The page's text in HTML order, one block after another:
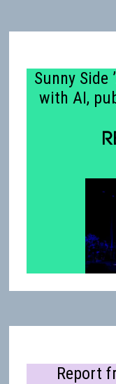
Sunny Side
with AI,
Report